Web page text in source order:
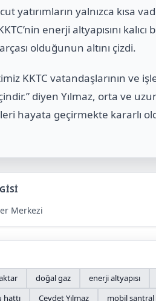
yatırımların yalnızca kısa
enerji altyapısını
olduğunun altını çizdi.
KKTC vatandaşlarının ve
diyen Yılmaz, orta ve
hayata geçirmekte kararlı
Merkezi
doğal gaz enerji altyapısı
hattı
Cevdet Yılmaz mobil santral